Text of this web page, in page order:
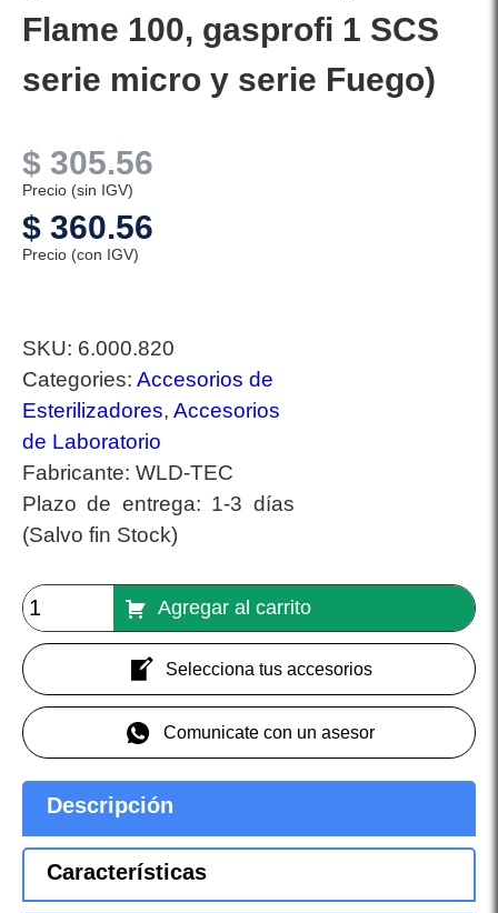
Flame 100, gasprofi 1 SCS
serie micro y serie Fuego)
$ 305.56
Precio (sin IGV)
$ 360.56
Precio (con IGV)
SKU: 6.000.820
Categories: Accesorios de
Esterilizadores, Accesorios
de Laboratorio
Fabricante: WLD-TEC
Plazo de entrega: 1-3 días
(Salvo fin Stock)
Agregar al carrito
Selecciona tus accesorios
Comunicate con un asesor
Descripción
Características